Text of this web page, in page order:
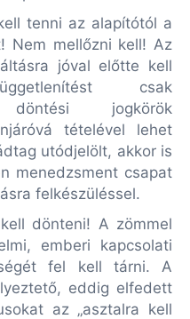
tenni az alapítótól a
Nem mellőzni kell! Az
jóval előtte kell
csak
döntési jogkörök
tételével lehet
utódjelölt, akkor is
menedzsment csapat
felkészüléssel.
dönteni! A zömmel
emberi kapcsolati
fel kell tárni. A
eddig elfedett
az „asztalra kell